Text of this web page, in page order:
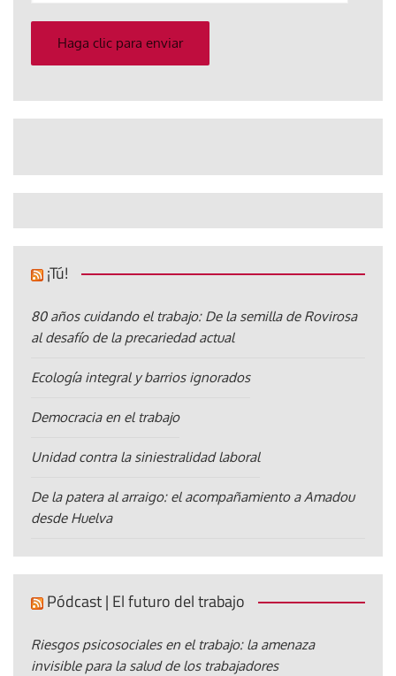
electrónico
Haga clic para enviar
¡Tú!
80 años cuidando el trabajo: De la semilla de Rovirosa
al desafío de la precariedad actual
Ecología integral y barrios ignorados
Democracia en el trabajo
Unidad contra la siniestralidad laboral
De la patera al arraigo: el acompañamiento a Amadou
desde Huelva
Pódcast | El futuro del trabajo
Riesgos psicosociales en el trabajo: la amenaza
invisible para la salud de los trabajadores